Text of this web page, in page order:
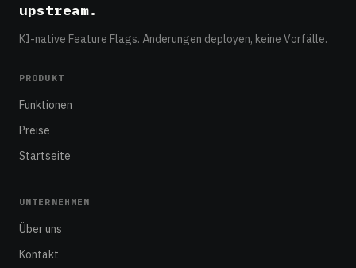
upstream.
KI-native Feature Flags. Änderungen deployen, keine Vorfälle.
PRODUKT
Funktionen
Preise
Startseite
UNTERNEHMEN
Über uns
Kontakt